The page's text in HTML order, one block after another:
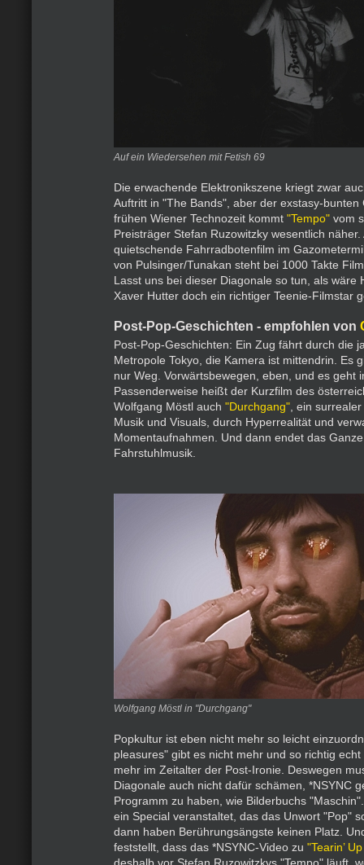
Auf ein Wiedersehen mit Fetish 69
Die erwachende Elektronikszene kriegt zwar
Auftritt in "The Bands", aber der exstasy-bunten
frühen Wiener Technozeit kommt "Tempo" vom
Preisträger Stefan Ruzowitzky wesentlich näher.
quietschende Fahrradbotenfilm im
von Pulsinger/Tunakan steht bei 1000 Takte
Lasst uns bei dieser Diagonale so tun, als wäre
Xaver Hutter doch ein richtiger Teenie-Filmstar
Post-Pop-Geschichten - empfohlen von
Post-Pop-Geschichten: Ein Zug fährt durch die
Metropole Tokyo, die Kamera ist mittendrin. Es
nur Weg. Vorwärtsbewegen, eben, und es geht
Passenderweise heißt der Kurzfilm des
Wolfgang Möstl auch "Durchgang" , ein
Musik und Visuals, durch Hyperrealität und
Momentaufnahmen. Und dann endet das
Fahrstuhlmusik.
Wolfgang Möstl in "Durchgang"
Popkultur ist eben nicht mehr so leicht
pleasures" gibt es nicht mehr und so richtig
mehr im Zeitalter der Post-Ironie. Deswegen
Diagonale auch nicht dafür schämen, *NSYNC
Programm zu haben, wie Bilderbuchs
ein Special veranstaltet, das das Unwort "Pop"
dann haben Berührungsängste keinen Platz.
feststellt, dass das *NSYNC-Video zu "Tearin’